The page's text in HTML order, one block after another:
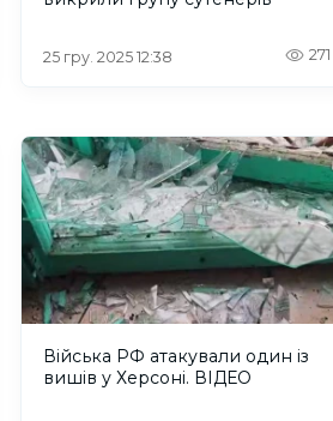
25 гру. 2025 12:38 271
Війська РФ атакували один із
вишів у Херсоні. ВІДЕО